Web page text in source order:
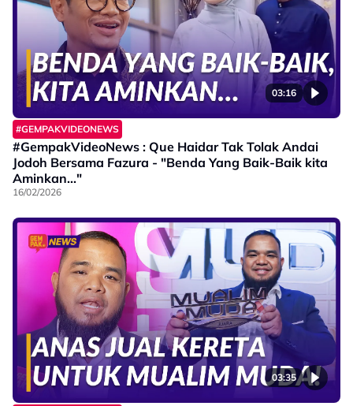
03:16
#GEMPAKVIDEONEWS
#GempakVideoNews : Que Haidar Tak Tolak Andai
Jodoh Bersama Fazura - "Benda Yang Baik-Baik kita
Aminkan..."
16/02/2026
03:35